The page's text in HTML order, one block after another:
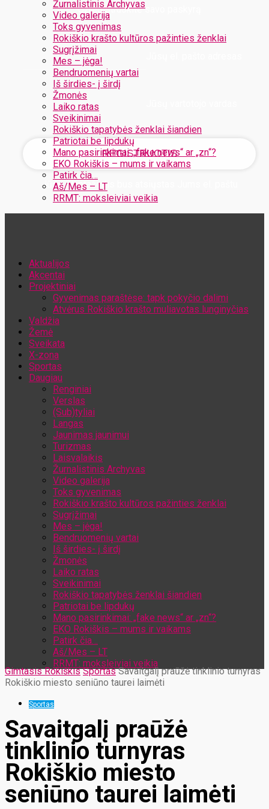
Žurnalistinis Archyvas
Video galerija
Toks gyvenimas
Rokiškio krašto kultūros pažinties ženklai
Sugrįžimai
Mes – jėga!
Bendruomenių vartai
Iš širdies- į širdį
Žmonės
Laiko ratas
Sveikinimai
Rokiškio tapatybės ženklai šiandien
Patriotai be lipdukų
Mano pasirinkimai: „fake news“ ar „zn“?
EKO Rokiškis – mums ir vaikams
Patirk čia…
Aš/Mes – LT
RRMT: moksleiviai veikia
Užregistruokite savo paskyrą
Jūsų slaptažodis bus atsiųstas Jums el. paštu
Aktualijos
Akcentai
Projektiniai
Gyvenimas paraštėse: tapk pokyčio dalimi
Atvėrus Rokiškio krašto muliavotas lunginyčias
Valdžia
Žemė
Sveikata
X-zona
Sportas
Daugiau
Renginiai
Verslas
(Sub)tyliai
Langas
Jaunimas jaunimui
Turizmas
Laisvalaikis
Žurnalistinis Archyvas
Video galerija
Toks gyvenimas
Rokiškio krašto kultūros pažinties ženklai
Sugrįžimai
Mes – jėga!
Bendruomenių vartai
Iš širdies- į širdį
Žmonės
Laiko ratas
Sveikinimai
Rokiškio tapatybės ženklai šiandien
Patriotai be lipdukų
Mano pasirinkimai: „fake news“ ar „zn“?
EKO Rokiškis – mums ir vaikams
Patirk čia…
Aš/Mes – LT
RRMT: moksleiviai veikia
Gimtasis Rokiškis Sportas Savaitgalį praūžė tinklinio turnyras
Rokiškio miesto seniūno taurei laimėti
Sportas
Savaitgalį praūžė
tinklinio turnyras
Rokiškio miesto
seniūno taurei laimėti